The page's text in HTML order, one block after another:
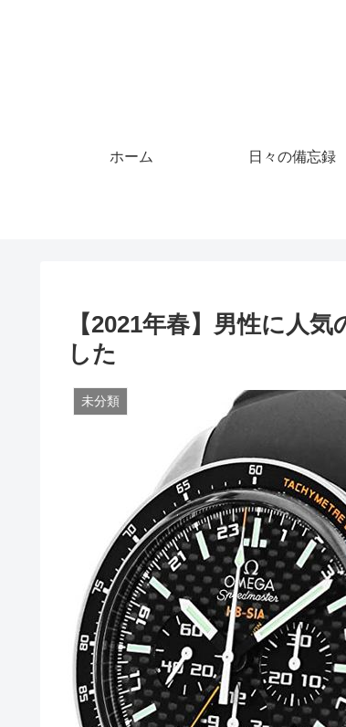
ホーム 日々の備忘録
【2021年春】男性に人
した
未分類